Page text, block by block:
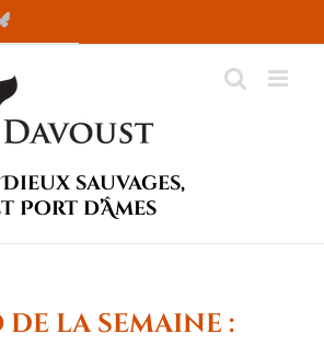
Bluesky
sauvages,
Port d’Âmes
la semaine :